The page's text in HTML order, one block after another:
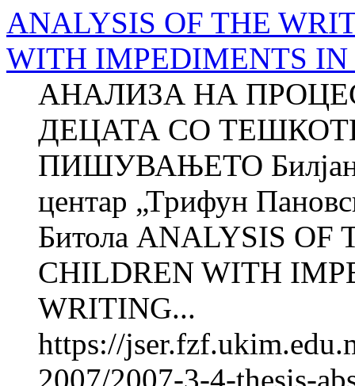
ANALYSIS OF THE
WITH IMPEDIMENTS
АНАЛИЗА НА
ДЕЦАТА СО
ПИШУВАЊЕТО
центар „Трифун
Битола ANALYSIS OF
CHILDREN WITH
WRITING...
https://
2007/2007-3-4-thesis-